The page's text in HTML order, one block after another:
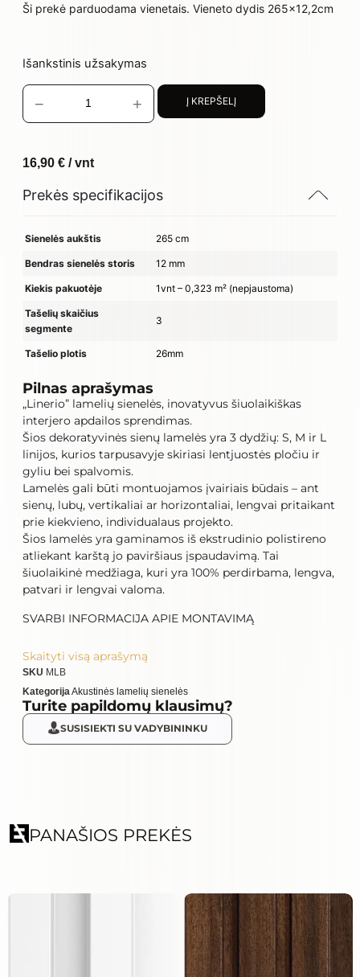
Ši prekė parduodama vienetais. Vieneto dydis 265×12,2cm
Išankstinis užsakymas
− + Į KREPŠELĮ
16,90 € / vnt
Prekės specifikacijos
Sienelės aukštis 265 cm
Bendras sienelės storis 12 mm
Kiekis pakuotėje 1vnt – 0,323 m² (nepjaustoma)
Tašelių skaičius
segmente
3
Tašelio plotis 26mm
Pilnas aprašymas
„Linerio” lamelių sienelės, inovatyvus šiuolaikiškas
interjero apdailos sprendimas.
Šios dekoratyvinės sienų lamelės yra 3 dydžių: S, M ir L
linijos, kurios tarpusavyje skiriasi lentjuostės pločiu ir
gyliu bei spalvomis.
Lamelės gali būti montuojamos įvairiais būdais – ant
sienų, lubų, vertikaliai ar horizontaliai, lengvai pritaikant
prie kiekvieno, individualaus projekto.
Šios lamelės yra gaminamos iš ekstrudinio polistireno
atliekant karštą jo paviršiaus įspaudavimą. Tai
šiuolaikinė medžiaga, kuri yra 100% perdirbama, lengva,
patvari ir lengvai valoma.
SVARBI INFORMACIJA APIE MONTAVIMĄ
Skaityti visą aprašymą
SKU MLB
KategorijaAkustinės lamelių sienelės
Turite papildomų klausimų?
SUSISIEKTI SU VADYBININKU
PANAŠIOS PREKĖS